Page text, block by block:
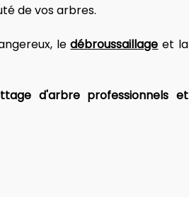
de vos arbres.
le débroussaillage
d'arbre professionnels et